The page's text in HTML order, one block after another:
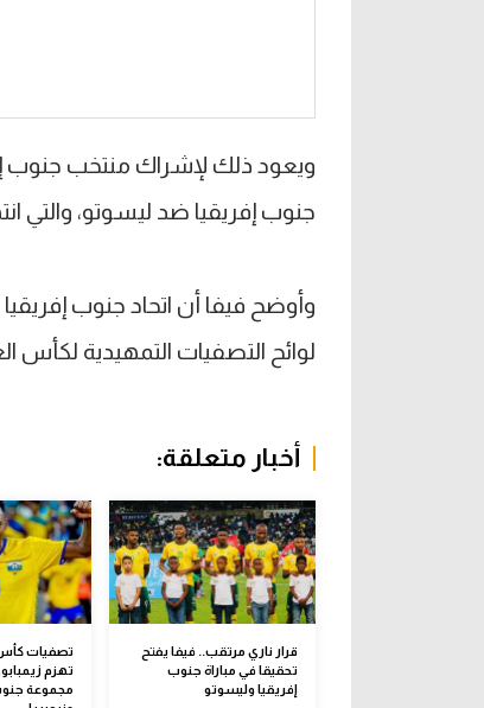
ويعود ذلك لإشراك منتخب جنوب
جنوب إفريقيا ضد ليسوتو، والتي
لوائح التصفيات التمهيدية لكأس العالم
أخبار متعلقة:
قرار ناري مرتقب.. فيفا يفتح
تحقيقا في مباراة جنوب
إفريقيا وليسوتو
تصفيات كأس
تهزم
مجموعة